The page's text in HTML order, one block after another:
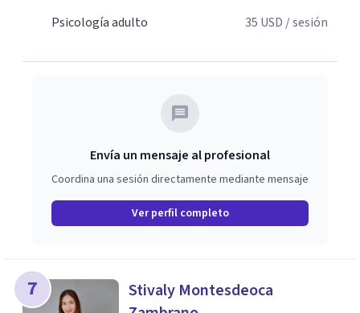
Psicología adulto
35 USD / sesión
Envía un mensaje al profesional
Coordina una sesión directamente mediante mensaje
Ver perfil completo
7
Stivaly Montesdeoca